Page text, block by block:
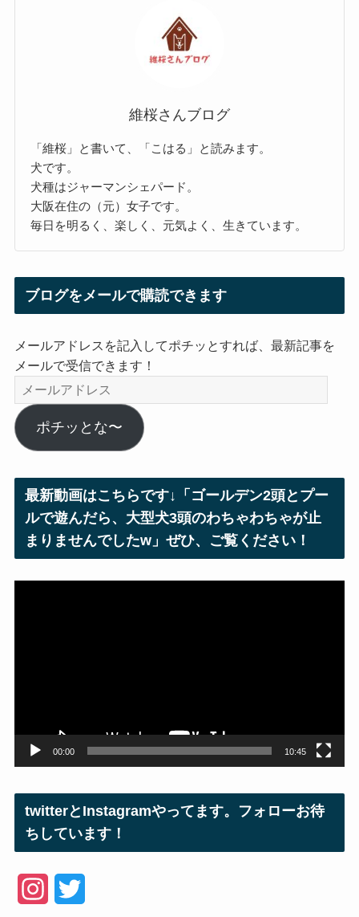
維桜さんブログ
「維桜」と書いて、「こはる」と読みます。
犬です。
犬種はジャーマンシェパード。
大阪在住の（元）女子です。
毎日を明るく、楽しく、元気よく、生きています。
ブログをメールで購読できます
メールアドレスを記入してポチッとすれば、最新記事を
メールで受信できます！
メ
ー
ル
ア
ス
ポチッとな〜
最新動画はこちらです↓「ゴールデン2頭とプー
ルで遊んだら、大型犬3頭のわちゃわちゃが止
まりませんでしたw」ぜひ、ご覧ください！
00:00 10:45
twitterとInstagramやってます。フォローお待
ちしています！